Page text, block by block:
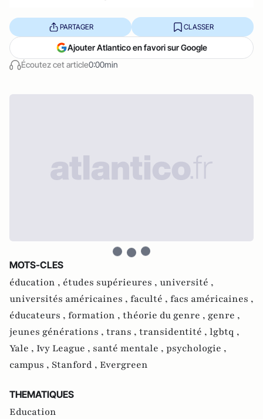
Écoutez cet article0:00min
PARTAGER CLASSER
Ajouter Atlantico en favori sur Google
MOTS-CLES
éducation , études supérieures , université ,
universités américaines , faculté , facs américaines ,
éducateurs , formation , théorie du genre , genre ,
jeunes générations , trans , transidentité , lgbtq ,
Yale , Ivy League , santé mentale , psychologie ,
campus , Stanford , Evergreen
THEMATIQUES
Education